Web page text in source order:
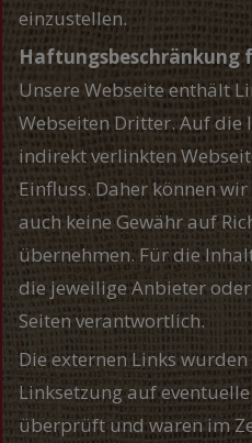
einzustellen.
Haftungsbeschränkung
Unsere Webseite enthält
Webseiten Dritter. Auf
indirekt verlinkten
Einfluss. Daher können
auch keine Gewähr auf
übernehmen. Für die
die jeweilige Anbieter
Seiten verantwortlich.
Die externen Links
Linksetzung auf
überprüft und waren im